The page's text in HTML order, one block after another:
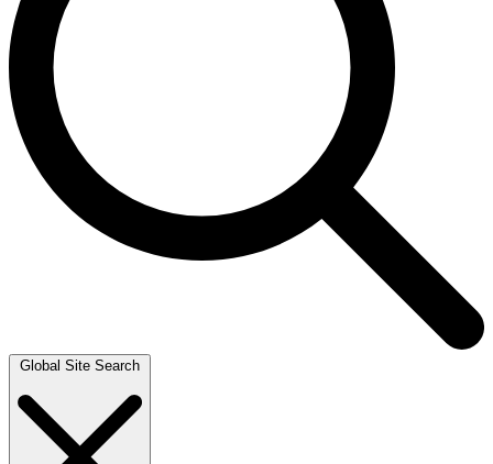
Global Site Search